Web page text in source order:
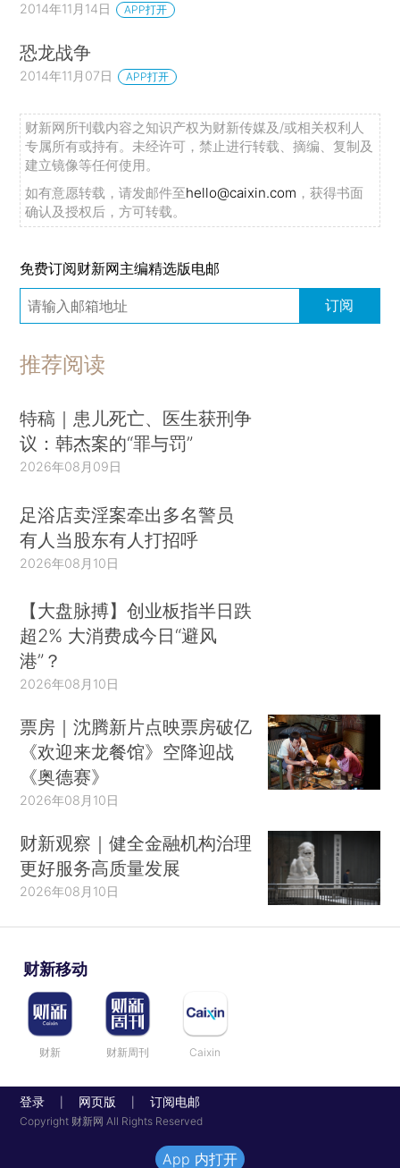
2014年11月14日 APP打开
恐龙战争
2014年11月07日 APP打开
财新网所刊载内容之知识产权为财新传媒及/或相关权利人
专属所有或持有。未经许可，禁止进行转载、摘编、复制及
建立镜像等任何使用。
如有意愿转载，请发邮件至hello@caixin.com ，获得书面
确认及授权后，方可转载。
免费订阅财新网主编精选版电邮
订阅
推荐阅读
特稿｜患儿死亡、医生获刑争
议：韩杰案的“罪与罚”
2026年08月09日
足浴店卖淫案牵出多名警员
有人当股东有人打招呼
2026年08月10日
【大盘脉搏】创业板指半日跌
超2% 大消费成今日“避风
港”？
2026年08月10日
票房｜沈腾新片点映票房破亿
《欢迎来龙餐馆》空降迎战
《奥德赛》
2026年08月10日
财新观察｜健全金融机构治理
更好服务高质量发展
2026年08月10日
财新移动
财新 财新周刊 Caixin
登录 网页版 订阅电邮
Copyright 财新网 All Rights Reserved
App 内打开